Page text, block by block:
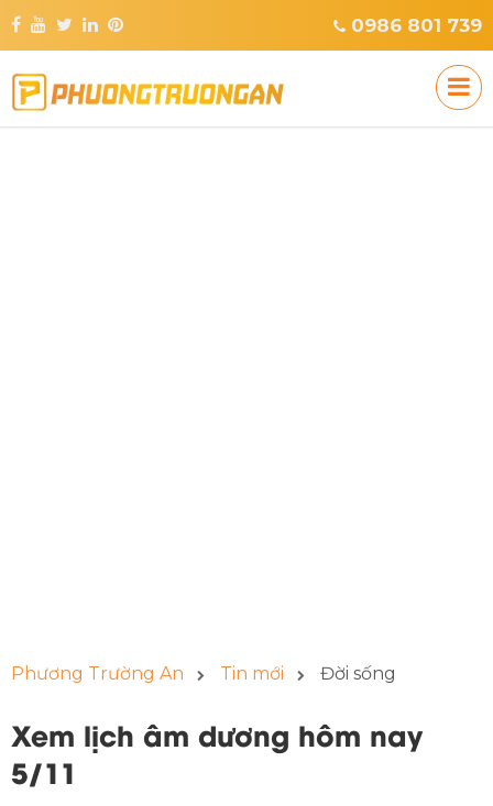
0986 801 739
Phương Trường An Tin mới Đời sống
Xem lịch âm dương hôm nay
5/11